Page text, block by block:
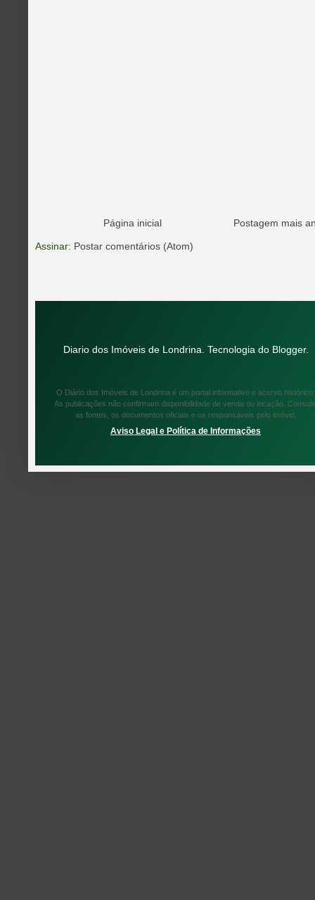
Postagem mais
Página inicial
Assinar: Postar comentários (Atom)
Diario dos Imóveis de Londrina. Tecnologia do Blogger.
O Diário dos Imóveis de Londrina é um portal informativo e acervo histórico.
As publicações não confirmam disponibilidade de venda ou locação.
as fontes, os documentos oficiais e os responsáveis pelo imóvel.
Aviso Legal e Política de Informações